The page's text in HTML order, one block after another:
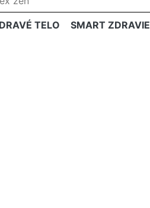
TELO SMART ZDRAVIE